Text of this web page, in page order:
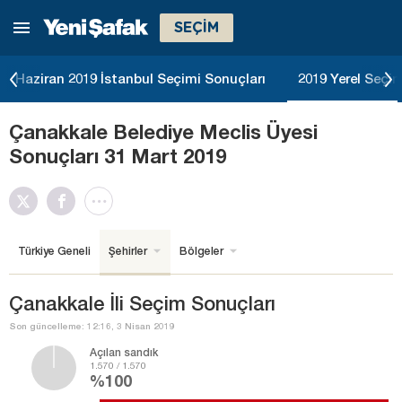
SEÇİM
Haziran 2019 İstanbul Seçimi Sonuçları 2019 Yerel
Çanakkale Belediye Meclis Üyesi
Sonuçları 31 Mart 2019
Türkiye Geneli Şehirler Bölgeler
Çanakkale İli Seçim Sonuçları
Son güncelleme: 12:16, 3 Nisan 2019
Açılan sandık
1.570 / 1.570
%100